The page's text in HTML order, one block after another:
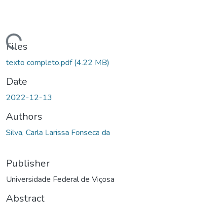
Files
texto completo.pdf(4.22 MB)
Date
2022-12-13
Authors
Silva, Carla Larissa Fonseca da
Publisher
Universidade Federal de Viçosa
Abstract